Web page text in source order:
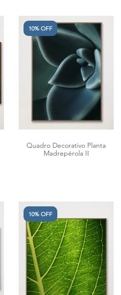
10% OFF
Quadro Decorativo Planta
Madrepérola II
10% OFF